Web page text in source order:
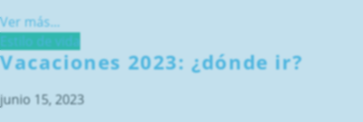
Ver más...
Estilo de vida
Vacaciones 2023: ¿dónde ir?
junio 15, 2023